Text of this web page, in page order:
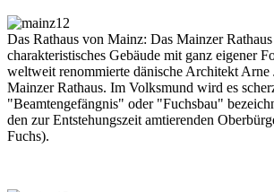
Das Rathaus von Mainz: Das Mainzer
charakteristisches Gebäude mit ganz eigener
weltweit renommierte dänische Architekt Arne
Mainzer Rathaus. Im Volksmund wird es
"Beamtengefängnis" oder "Fuchsbau"
den zur Entstehungszeit amtierenden
Fuchs).